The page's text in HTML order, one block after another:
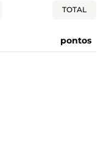
TOTAL
pontos